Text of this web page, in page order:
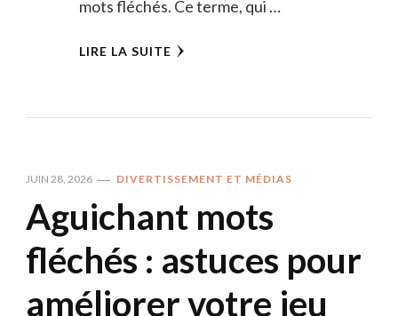
mots fléchés. Ce terme, qui …
LIRE LA SUITE
JUIN 28, 2026 DIVERTISSEMENT ET MÉDIAS
Aguichant mots
fléchés : astuces pour
améliorer votre jeu